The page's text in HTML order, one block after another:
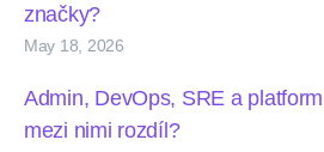
značky?
May 18, 2026
Admin, DevOps, SRE a
mezi nimi rozdíl?